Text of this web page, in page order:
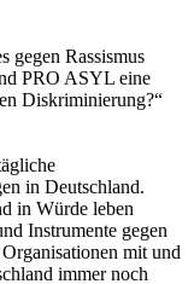
gegen Rassismus
PRO ASYL eine
Diskriminierung?“
in Deutschland.
in Würde leben
Instrumente gegen
mit und
immer noch